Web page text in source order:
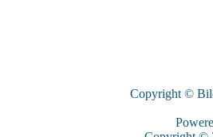
Copyright ©